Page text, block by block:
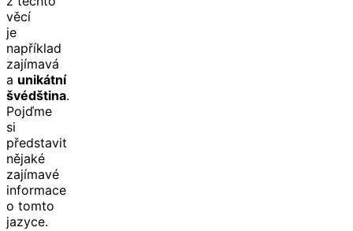
věcí
je
například
zajímavá
a unikátní
švédština.
Pojďme
si
představit
nějaké
zajímavé
informace
o tomto
jazyce.